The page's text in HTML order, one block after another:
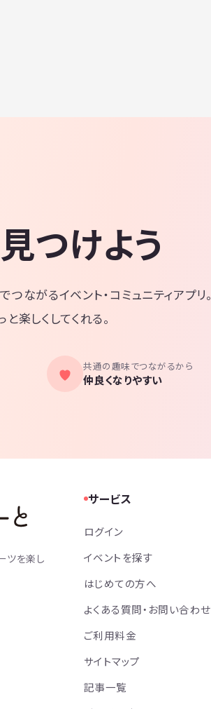
つけよう
ながるイベント・コミュニティアプリ。
楽しくしてくれる。
共通の趣味でつながるから
仲良くなりやすい
ツを楽し
サービス
ログイン
イベントを探す
はじめての方へ
よくある質問・お問い合わせ
ご利用料金
サイトマップ
記事一覧